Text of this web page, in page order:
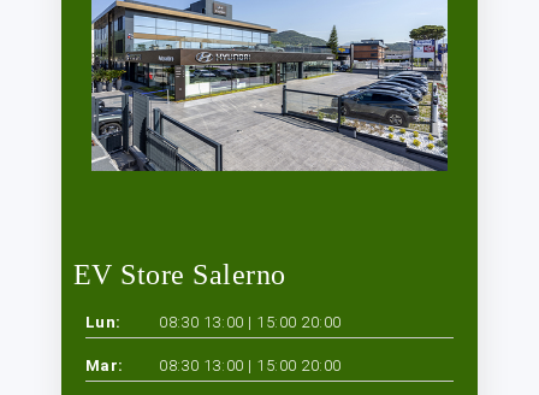
EV Store Salerno
Lun: 08:30 13:00 | 15:00 20:00
Mar: 08:30 13:00 | 15:00 20:00